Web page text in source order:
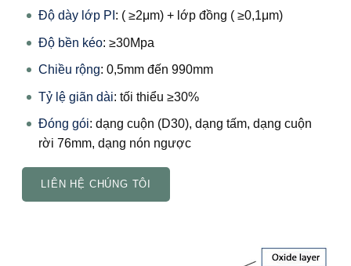
Độ dày lớp PI : ( ≥2μm) + lớp đồng ( ≥0,1μm)
Độ bền kéo: ≥30Mpa
Chiều rộng: 0,5mm đến 990mm
Tỷ lệ giãn dài: tối thiểu ≥30%
Đóng gói: dạng cuộn (D30), dạng tấm, dạng cuộn
rời 76mm, dạng nón ngược
LIÊN HỆ CHÚNG TÔI